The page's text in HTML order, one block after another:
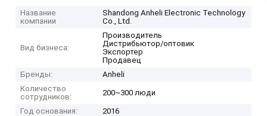
Название
компании
Shandong Anheli Electronic Technology
Co., Ltd.
Вид бизнеса:
Производитель
Дистрибьютор/оптовик
Экспортер
Продавец
Бренды:
Anheli
Количество
сотрудников:
200~300 люди
Год основания:
2016